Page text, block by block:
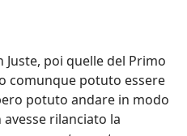
Juste, poi quelle del Primo
comunque potuto essere
potuto andare in modo
rilanciato la